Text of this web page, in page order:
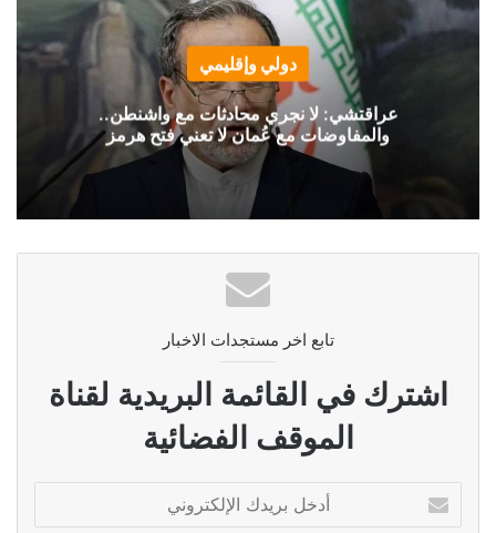
دولي وإقليمي
عراقتشي: لا نجري محادثات مع واشنطن..
والمفاوضات مع عُمان لا تعني فتح هرمز
تابع اخر مستجدات الاخبار
اشترك في القائمة البريدية لقناة
الموقف الفضائية
بريدك